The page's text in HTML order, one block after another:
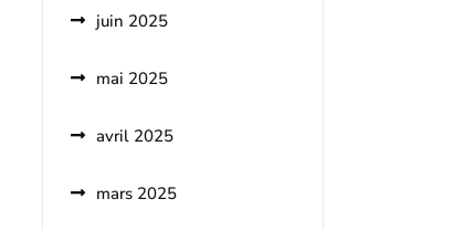
juin 2025
mai 2025
avril 2025
mars 2025